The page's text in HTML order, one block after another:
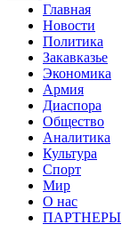
Главная
Новости
Политика
Закавказье
Экономика
Армия
Диаспора
Общество
Аналитика
Культура
Спорт
Мир
О нас
ПАРТНЕРЫ